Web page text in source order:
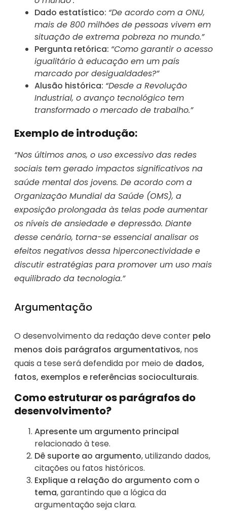
Dado estatístico: “De acordo com a ONU,
mais de 800 milhões de pessoas vivem em
situação de extrema pobreza no mundo.”
Pergunta retórica: “Como garantir o acesso
igualitário à educação em um país
marcado por desigualdades?”
Alusão histórica: “Desde a Revolução
Industrial, o avanço tecnológico tem
transformado o mercado de trabalho.”
Exemplo de introdução:
“Nos últimos anos, o uso excessivo das redes
sociais tem gerado impactos significativos na
saúde mental dos jovens. De acordo com a
Organização Mundial da Saúde (OMS), a
exposição prolongada às telas pode aumentar
os níveis de ansiedade e depressão. Diante
desse cenário, torna-se essencial analisar os
efeitos negativos dessa hiperconectividade e
discutir estratégias para promover um uso mais
equilibrado da tecnologia.”
Argumentação
O desenvolvimento da redação deve conter pelo
menos dois parágrafos argumentativos, nos
quais a tese será defendida por meio de dados,
fatos, exemplos e referências socioculturais.
Como estruturar os parágrafos do
desenvolvimento?
Apresente um argumento principal
relacionado à tese.
Dê suporte ao argumento, utilizando dados,
citações ou fatos históricos.
Explique a relação do argumento com o
tema, garantindo que a lógica da
argumentação seja clara.